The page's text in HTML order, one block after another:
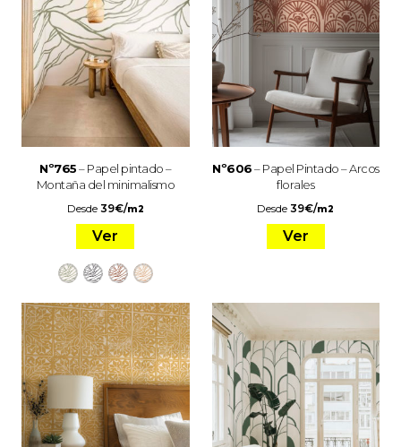
Nº765– Papel pintado –
Montaña del minimalismo
Desde 39€/m2
Ver
Nº606– Papel Pintado – Arcos
florales
Desde39€/m2
Ver